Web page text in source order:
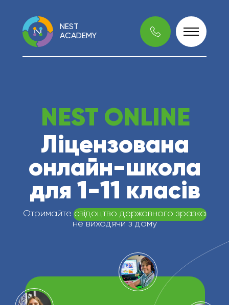
Ліцензована
онлайн-школа
для 1-11 класів
NEST ONLINE
NEST
ACADEMY
Отримайте свідоцтво державного зразка
не виходячи з дому